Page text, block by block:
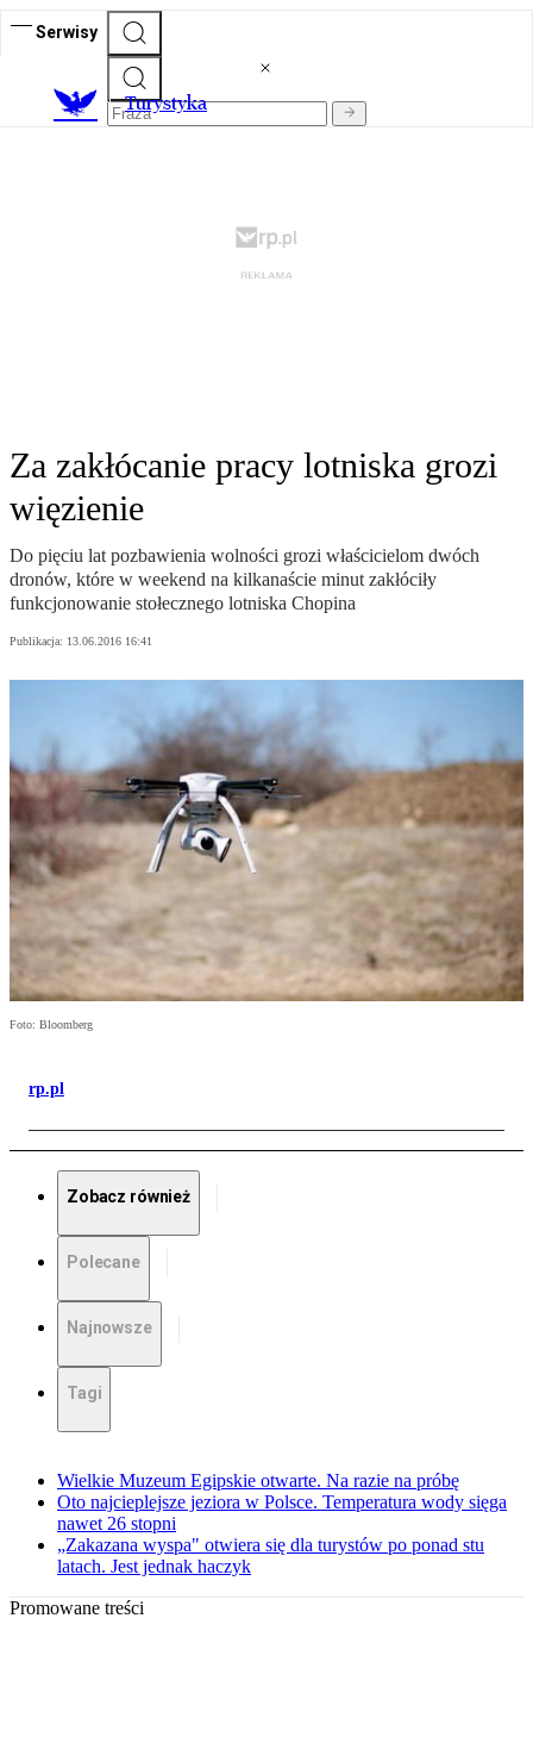
Serwisy
Turystyka
Za zakłócanie pracy lotniska grozi
więzienie
Do pięciu lat pozbawienia wolności grozi właścicielom dwóch
dronów, które w weekend na kilkanaście minut zakłóciły
funkcjonowanie stołecznego lotniska Chopina
Publikacja: 13.06.2016 16:41
Foto: Bloomberg
rp.pl
Zobacz również
Polecane
Najnowsze
Tagi
Wielkie Muzeum Egipskie otwarte. Na razie na próbę
Oto najcieplejsze jeziora w Polsce. Temperatura wody sięga
nawet 26 stopni
„Zakazana wyspa" otwiera się dla turystów po ponad stu
latach. Jest jednak haczyk
Promowane treści